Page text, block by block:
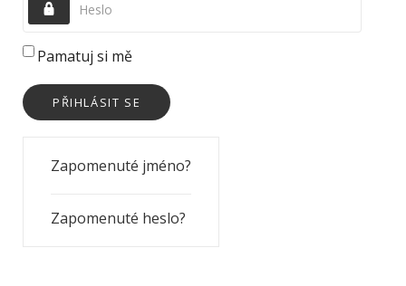
Pamatuj si mě
PŘIHLÁSIT SE
Zapomenuté jméno?
Zapomenuté heslo?